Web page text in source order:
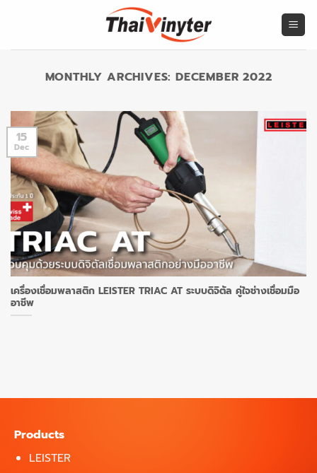
MONTHLY ARCHIVES: DECEMBER 2022
เครื่องเชื่อมพลาสติก LEISTER TRIAC AT ระบบดิจิตัล คู่ใจช่างเชื่อมมือ
อาชีพ
15
Dec
Products
LEISTER